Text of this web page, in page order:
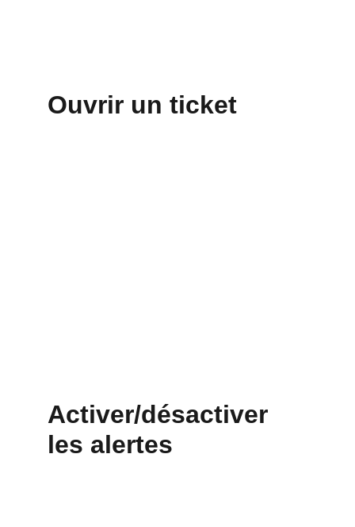
Ouvrir un ticket
Activer/désactiver
les alertes